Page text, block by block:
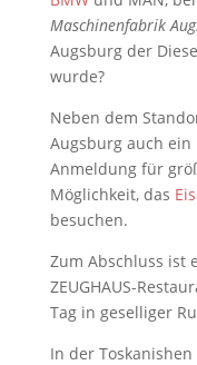
Maschinenfabrik
Augsburg der
wurde?
Neben dem
Augsburg auch
Anmeldung für
Möglichkeit, das
besuchen.
Zum Abschluss ist
ZEUGHAUS-
Tag in geselliger
In der